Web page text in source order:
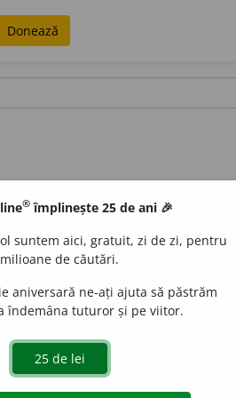
Donează
caro, carnis]1Nume dat
Îs)~ de tunMasă de militari
3(Îs)~ vieCarne (1) de pe
® împlinește 25 de ani 🎉
suntem aici, gratuit, zi de zi, pentru
milioane de căutări.
aniversară ne-ați ajuta să păstrăm
îndemâna tuturor și pe viitor.